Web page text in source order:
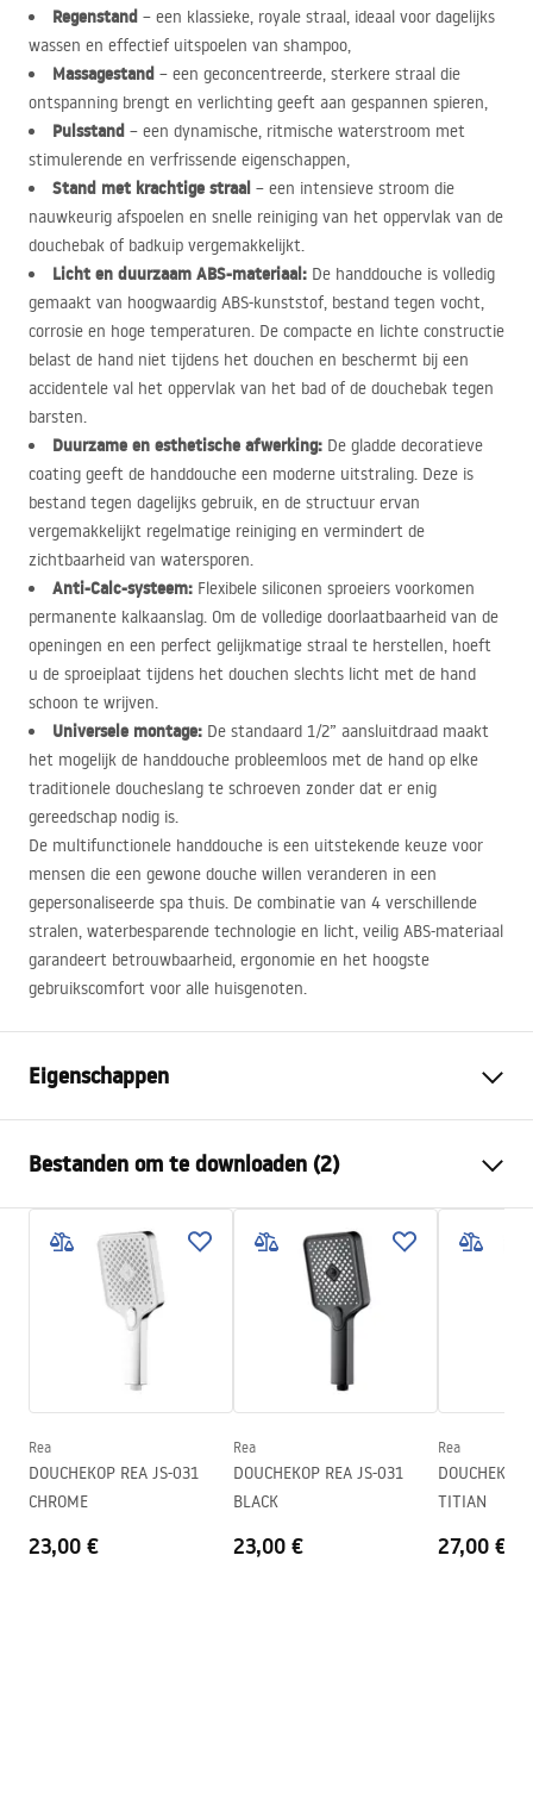
Regenstand – een klassieke, royale straal, ideaal voor dagelijks
wassen en effectief uitspoelen van shampoo,
Massagestand – een geconcentreerde, sterkere straal die
ontspanning brengt en verlichting geeft aan gespannen spieren,
Pulsstand – een dynamische, ritmische waterstroom met
stimulerende en verfrissende eigenschappen,
Stand met krachtige straal – een intensieve stroom die
nauwkeurig afspoelen en snelle reiniging van het oppervlak van de
douchebak of badkuip vergemakkelijkt.
Licht en duurzaam ABS-materiaal: De handdouche is volledig
gemaakt van hoogwaardig ABS-kunststof, bestand tegen vocht,
corrosie en hoge temperaturen. De compacte en lichte constructie
belast de hand niet tijdens het douchen en beschermt bij een
accidentele val het oppervlak van het bad of de douchebak tegen
barsten.
Duurzame en esthetische afwerking: De gladde decoratieve
coating geeft de handdouche een moderne uitstraling. Deze is
bestand tegen dagelijks gebruik, en de structuur ervan
vergemakkelijkt regelmatige reiniging en vermindert de
zichtbaarheid van watersporen.
Anti-Calc-systeem: Flexibele siliconen sproeiers voorkomen
permanente kalkaanslag. Om de volledige doorlaatbaarheid van de
openingen en een perfect gelijkmatige straal te herstellen, hoeft
u de sproeiplaat tijdens het douchen slechts licht met de hand
schoon te wrijven.
Universele montage: De standaard 1/2” aansluitdraad maakt
het mogelijk de handdouche probleemloos met de hand op elke
traditionele doucheslang te schroeven zonder dat er enig
gereedschap nodig is.
De multifunctionele handdouche is een uitstekende keuze voor
mensen die een gewone douche willen veranderen in een
gepersonaliseerde spa thuis. De combinatie van 4 verschillende
stralen, waterbesparende technologie en licht, veilig ABS-materiaal
garandeert betrouwbaarheid, ergonomie en het hoogste
gebruikscomfort voor alle huisgenoten.
Eigenschappen
Materiaal
Kunststof, ABS
Montagewijze
Geschroefd
Breedte
125mm
mm
24 maanden
Bestanden om te downloaden (2)
Pielęgnacja
Pielęgnacja.pdf
Warranty_Terms_and_Conditions_Accessories_-_24.pdf
Rea
DOUCHEKOP REA JS-031
CHROME
23,00 €
Rea
DOUCHEKOP REA JS-031
BLACK
23,00 €
Rea
DOUCHEKOP REA
TITIAN
27,00 €